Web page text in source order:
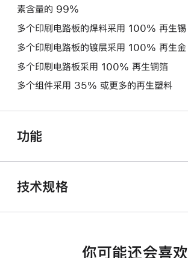
素含量的 99%
多个印刷电路板的焊料采用 100% 再生锡
多个印刷电路板的镀层采用 100% 再生金
多个印刷电路板采用 100% 再生铜箔
多个组件采用 35% 或更多的再生塑料
功能
技术规格
你可能还会喜欢